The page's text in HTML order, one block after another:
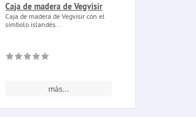
Caja de madera de Vegvisir
Caja de madera de Vegvisir con el
símbolo islandés...
más...